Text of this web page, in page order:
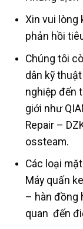
Xin vui lòng
phản hồi
Chúng tôi
dân kỹ
nghiệp đến
giới như
Repair –
ossteam.
Các loại
Máy quấn
– hàn đồng
quan đến